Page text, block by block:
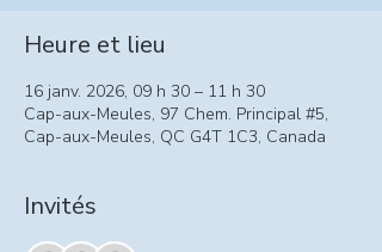
Heure et lieu
16 janv. 2026, 09 h 30 – 11 h 30
Cap-aux-Meules, 97 Chem. Principal #5,
Cap-aux-Meules, QC G4T 1C3, Canada
Invités